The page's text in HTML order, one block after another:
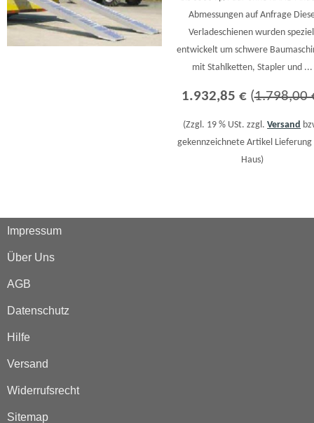
Abmessungen auf Anfrage
Verladeschienen wurden
entwickelt um schwere
mit Stahlketten, Stapler und ...
1.932,85 €(1.798,00
(Zzgl. 19 % USt. zzgl.Versand
gekennzeichnete Artikel Lieferung
Haus)
Impressum
Über Uns
AGB
Datenschutz
Hilfe
Versand
Widerrufsrecht
Sitemap